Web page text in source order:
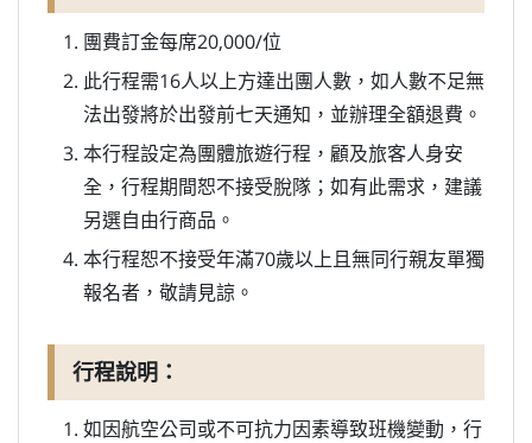
團費訂金每席20,000/位
此行程需16人以上方達出團人數，如人數不足無
法出發將於出發前七天通知，並辦理全額退費。
本行程設定為團體旅遊行程，顧及旅客人身安
全，行程期間恕不接受脫隊；如有此需求，建議
另選自由行商品。
本行程恕不接受年滿70歲以上且無同行親友單獨
報名者，敬請見諒。
行程說明：
如因航空公司或不可抗力因素導致班機變動，行